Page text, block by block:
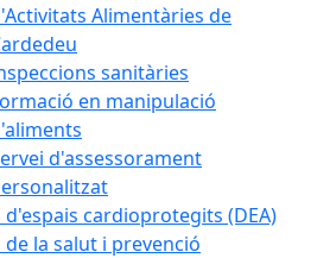
Alimentàries de
sanitàries
en manipulació
d'assessorament
d'espais cardioprotegits (DEA)
la salut i prevenció